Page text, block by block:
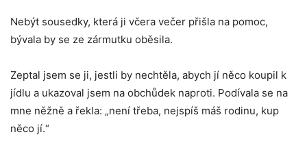
Nebýt sousedky, která ji včera večer přišla na pomoc,
bývala by se ze zármutku oběsila.
Zeptal jsem se ji, jestli by nechtěla, abych jí něco koupil k
jídlu a ukazoval jsem na obchůdek naproti. Podívala se na
mne něžně a řekla: „není třeba, nejspíš máš rodinu, kup
něco jí.“